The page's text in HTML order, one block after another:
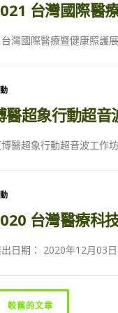
台灣國際醫
灣國際醫療暨健康照護
醫超象行動超音
醫超象行動超音波工作
台灣醫療科
日期： 2020年12月03
較舊的文章